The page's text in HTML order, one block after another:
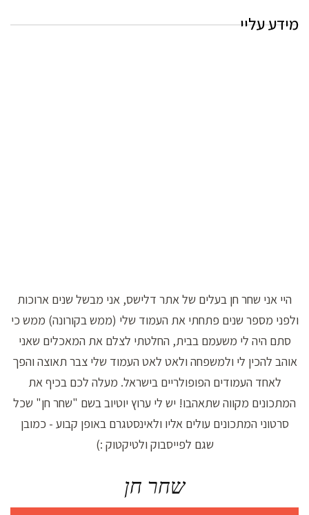
מידע עליי
היי אני שחר חן בעלים של אתר דלישס, אני מבשל שנים ארוכות
ולפני מספר שנים פתחתי את העמוד שלי (ממש בקורונה) ממש כי
סתם היה לי משעמם בבית, החלטתי לצלם את המאכלים שאני
אוהב להכין לי ולמשפחה ולאט לאט העמוד שלי צבר תאוצה והפך
לאחד העמודים הפופולריים בישראל. מעלה לכם בכיף את
המתכונים מקווה שתאהבו! יש לי ערוץ יוטיוב בשם "שחר חן" שכל
סרטוני המתכונים עולים אליו ולאינסטגרם באופן קבוע - כמובן
שגם לפייסבוק ולטיקטוק :)
שחר חן